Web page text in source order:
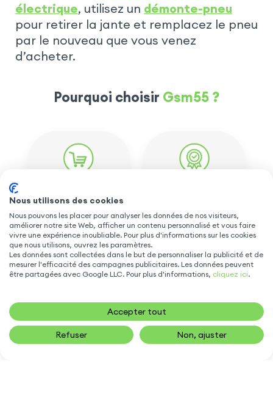
électrique, utilisez un démonte-pneu
pour retirer la jante et remplacez le pneu
par le nouveau que vous venez
d’acheter.
Pourquoi choisir Gsm55 ?
Coques
téléphones,
tablettes & PC,
powerbank,
chargeur...
avis sur
Google &
Trustpilot. Note
clients
4,8/5 ★★★★★
Livraison
Retour sous30
Nous utilisons des cookies
Nous pouvons les placer pour analyser les données de nos visiteurs,
améliorer notre site Web, afficher un contenu personnalisé et vous faire
vivre une expérience inoubliable. Pour plus d'informations sur les cookies
que nous utilisons, ouvrez les paramètres.
Les données sont collectées dans le but de personnaliser la publicité et de
mesurer l'efficacité des campagnes publicitaires. Les données peuvent
être partagées avec Google LLC. Pour plus d'informations, cliquez ici.
Accepter tout
Refuser Non, ajuster